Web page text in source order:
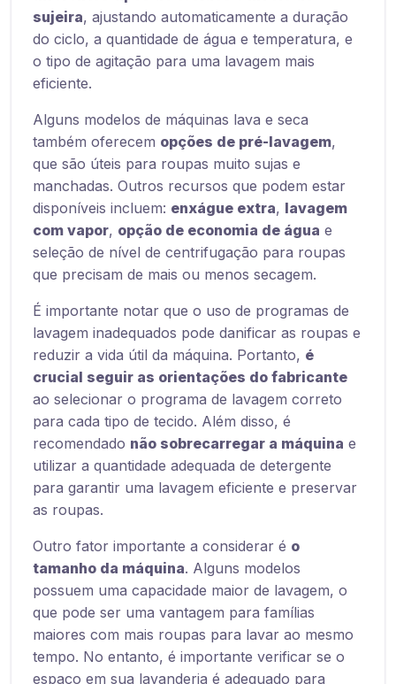
sujeira, ajustando automaticamente a duração
do ciclo, a quantidade de água e temperatura, e
o tipo de agitação para uma lavagem mais
eficiente.
Alguns modelos de máquinas lava e seca
também oferecem opções de pré-lavagem,
que são úteis para roupas muito sujas e
manchadas. Outros recursos que podem estar
disponíveis incluem: enxágue extra, lavagem
com vapor, opção de economia de água e
seleção de nível de centrifugação para roupas
que precisam de mais ou menos secagem.
É importante notar que o uso de programas de
lavagem inadequados pode danificar as roupas e
reduzir a vida útil da máquina. Portanto, é
crucial seguir as orientações do fabricante
ao selecionar o programa de lavagem correto
para cada tipo de tecido. Além disso, é
recomendado não sobrecarregar a máquina e
utilizar a quantidade adequada de detergente
para garantir uma lavagem eficiente e preservar
as roupas.
Outro fator importante a considerar é o
tamanho da máquina. Alguns modelos
possuem uma capacidade maior de lavagem, o
que pode ser uma vantagem para famílias
maiores com mais roupas para lavar ao mesmo
tempo. No entanto, é importante verificar se o
espaço em sua lavanderia é adequado para